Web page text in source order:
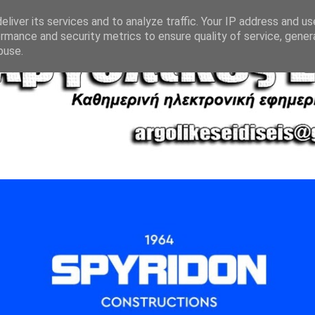
its services and to analyze traffic. Your IP address and
and security metrics to ensure quality of service,